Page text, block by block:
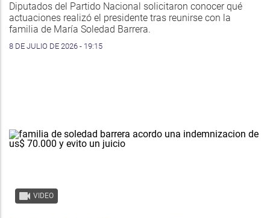
Diputados del Partido Nacional solicitaron conocer qué
actuaciones realizó el presidente tras reunirse con la
familia de María Soledad Barrera.
8 DE JULIO DE 2026 - 19:15
VIDEO